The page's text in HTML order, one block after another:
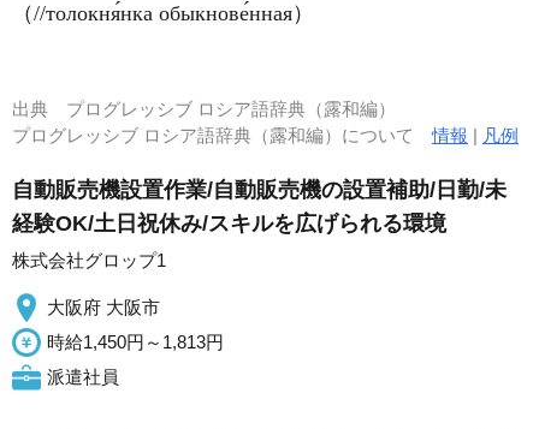
（//толокня́нка обыкнове́нная）
出典 プログレッシブ ロシア語辞典（露和編）
プログレッシブ ロシア語辞典（露和編）について情報 | 凡例
自動販売機設置作業/自動販売機の設置補助/日勤/未
経験OK/土日祝休み/スキルを広げられる環境
株式会社グロップ1
大阪府 大阪市
時給1,450円～1,813円
派遣社員